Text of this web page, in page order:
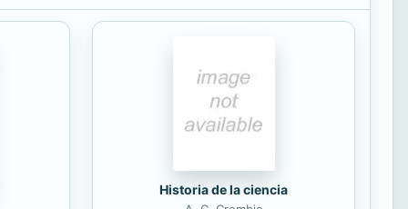
Historia de la ciencia